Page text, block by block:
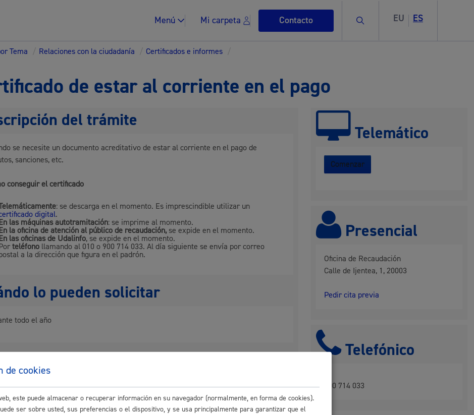
Menú Mi carpeta Contacto Buscar EU ES
Espacio público, residuos y medioambiente
Tema / Relaciones con la ciudadanía / Certificados e informes /
de estar al corriente en el pago
Telemático
Comenzar
Presencial
Oficina de Recaudación
Calle de Ijentea, 1, 20003
Pedir cita previa
Telefónico
900 714 033
del trámite
se necesite un documento acreditativo de estar al corriente en el pago de
sanciones, etc.
conseguir el certificado
: se descarga en el momento. Es imprescindible utilizar un
digital.
las máquinas autotramitación: se imprime al momento.
la oficina de atención al público de recaudación, se expide en el momento.
las oficinas de Udalinfo, se expide en el momento.
teléfono llamando al 010 o 900 714 033. Al día siguiente se envía por correo
a la dirección que figura en el padrón.
lo pueden solicitar
todo el año
se hace deforma telemática: certificado digital oB@kq.
Si se hace en las
máquinas autotramitación : DNI
de cookies
este puede almacenar o recuperar información en su navegador (normalmente, en forma de cookies).
ser sobre usted, sus preferencias o el dispositivo, y se usa principalmente para garantizar que el